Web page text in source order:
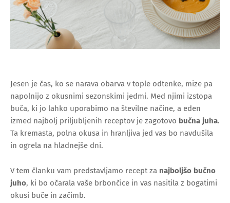
Jesen je čas, ko se narava obarva v tople odtenke, mize pa
napolnijo z okusnimi sezonskimi jedmi. Med njimi izstopa
buča, ki jo lahko uporabimo na številne načine, a eden
izmed najbolj priljubljenih receptov je zagotovo bučna juha.
Ta kremasta, polna okusa in hranljiva jed vas bo navdušila
in ogrela na hladnejše dni.
V tem članku vam predstavljamo recept za najboljšo bučno
juho, ki bo očarala vaše brbončice in vas nasitila z bogatimi
okusi buče in začimb.